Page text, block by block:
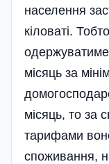
населення
кіловаті.
одержуватиме
місяць за
місяць, то за
тарифами
споживання,